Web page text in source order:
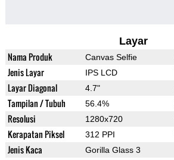
Layar
Nama Produk Canvas Selfie
Jenis Layar IPS LCD
Layar Diagonal 4.7"
Tampilan / Tubuh 56.4%
Resolusi 1280x720
Kerapatan Piksel 312 PPI
Jenis Kaca Gorilla Glass 3